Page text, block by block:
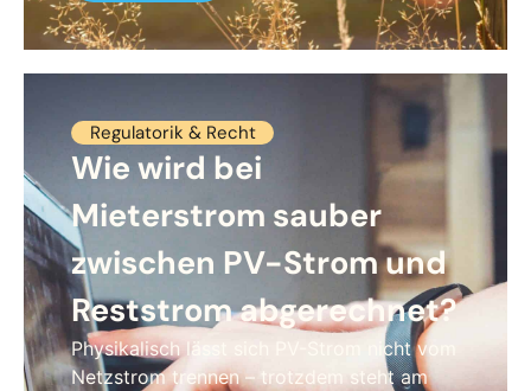
Regulatorik & Recht
Wie wird bei
Mieterstrom sauber
zwischen PV-Strom und
Reststrom abgerechnet?
Physikalisch lässt sich PV-Strom nicht vom
Netzstrom trennen – trotzdem steht am